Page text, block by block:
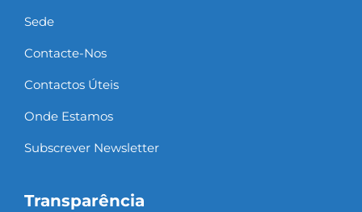
Sede
Contacte-Nos
Contactos Úteis
Onde Estamos
Subscrever Newsletter
Transparência